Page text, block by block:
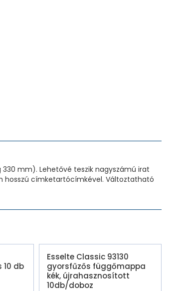
mm). Lehetővé teszik nagyszámú irat
hosszú címketartócímkével. Változtatható
db
Esselte Classic 93130
gyorsfűzős függőmappa
kék, újrahasznosított
10db/doboz